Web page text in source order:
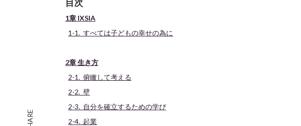
目次
1章 IXSIA
1-1. すべては子どもの幸せの為に
2章 生き方
2-1. 俯瞰して考える
2-2. 壁
2-3. 自分を確立するための学び
2-4. 起業
SHARE